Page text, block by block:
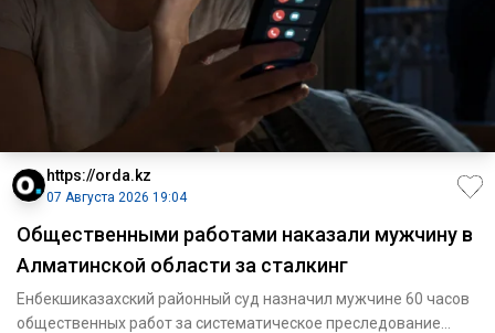
https://orda.kz
07 Августа 2026 19:04
Общественными работами наказали мужчину в
Алматинской области за сталкинг
Енбекшиказахский районный суд назначил мужчине 60 часов
общественных работ за систематическое преследование